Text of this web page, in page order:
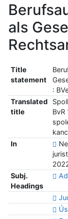
als
Title
statement
:
Translated
title
In
Subj.
Headings